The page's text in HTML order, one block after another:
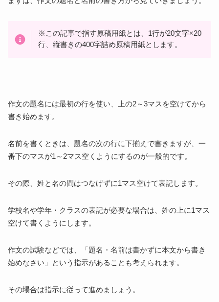
数字・アルファベットの書き方
文体を揃える
一文の長さに注意
※この記事で指す原稿用紙とは、1行が20文字×20
行、縦書きの400字詰め原稿用紙とします。
作文の題名には最初の行を使い、上の2～3マスを空けてから
書き始めます。
名前を書くときは、題名の次の行に下揃えで書きますが、一
番下のマスが1～2マス空くようにするのが一般的です。
その際、姓と名の間はつなげずに1マス空けて表記します。
学校名や学年・クラスの表記が必要な場合は、姓の上に1マス
空けて書くようにします。
作文の試験などでは、「題名・名前は書かずに本文から書き
始めなさい」という指示があることも考えられます。
その場合は指示に従って進めましょう。